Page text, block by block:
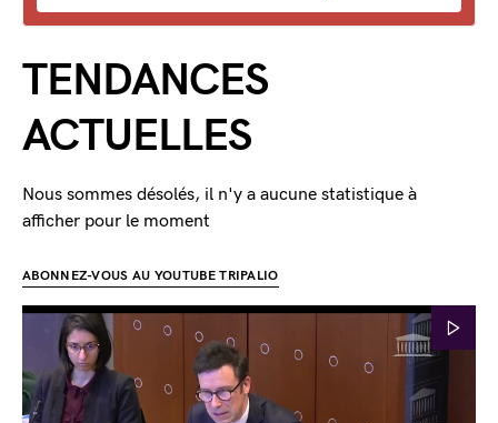
TENDANCES
ACTUELLES
Nous sommes désolés, il n'y a aucune statistique à
afficher pour le moment
ABONNEZ-VOUS AU YOUTUBE TRIPALIO